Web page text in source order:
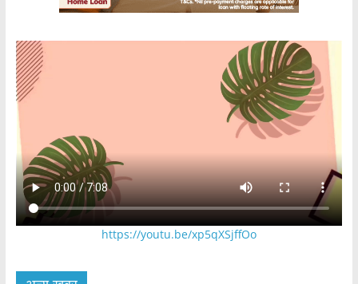
https://youtu.be/xp5qXSjffOo